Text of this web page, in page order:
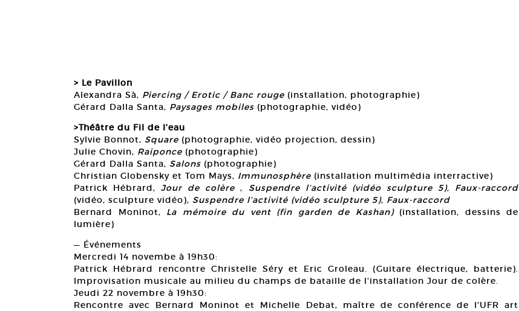
> Le Pavillon
Alexandra Sà, Piercing / Erotic / Banc rouge (installation, photographie)
Gérard Dalla Santa, Paysages mobiles (photographie, vidéo)
>Théâtre du Fil de l’eau
Sylvie Bonnot, Square (photographie, vidéo projection, dessin)
Julie Chovin, Raiponce (photographie)
Gérard Dalla Santa, Salons (photographie)
Christian Globensky et Tom Mays, Immunosphère (installation multimédia interractive)
Patrick Hébrard,Jour de colère, Suspendre l’activité (vidéo sculpture 5), Faux-raccord
(vidéo, sculpture vidéo), Suspendre l’activité (vidéo sculpture 5), Faux-raccord
Bernard Moninot, La mémoire du vent (fin garden de Kashan)(installation, dessins de
lumière)
— Événements
Mercredi 14 novembe à 19h30:
Patrick Hébrard rencontre Christelle Séry et Eric Groleau. (Guitare électrique, batterie).
Improvisation musicale au milieu du champs de bataille de l’installation Jour de colère.
Jeudi 22 novembre à 19h30:
Rencontre avec Bernard Moninot et Michelle Debat, maître de conférence de l’UFR art